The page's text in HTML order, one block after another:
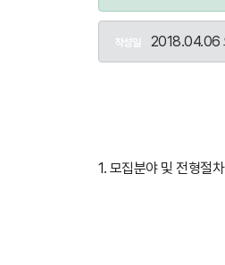
작성일 2018.04.06
1. 모집분야 및 전형절차